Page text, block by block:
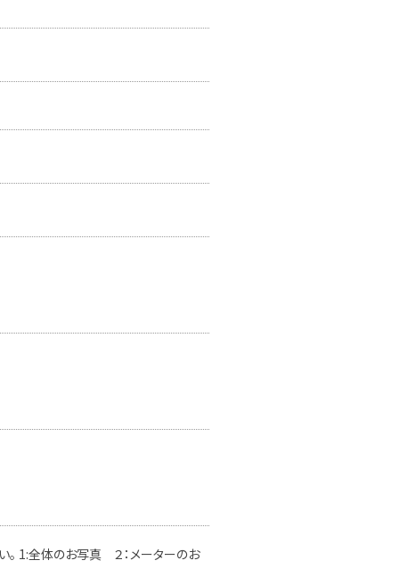
1:全体のお写真 ２：メーターのお